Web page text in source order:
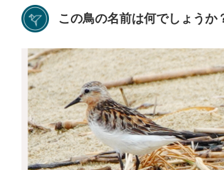
この鳥の名前は何でしょうか